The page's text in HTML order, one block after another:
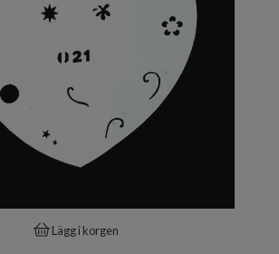
Lägg i korgen